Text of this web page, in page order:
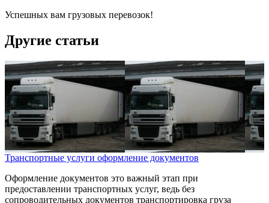
Успешных вам грузовых перевозок!
Другие статьи
Транспортные услуги оформление документов
Оформление документов это важный этап при
предоставлении транспортных услуг, ведь без
сопроводительных документов транспортировка груза